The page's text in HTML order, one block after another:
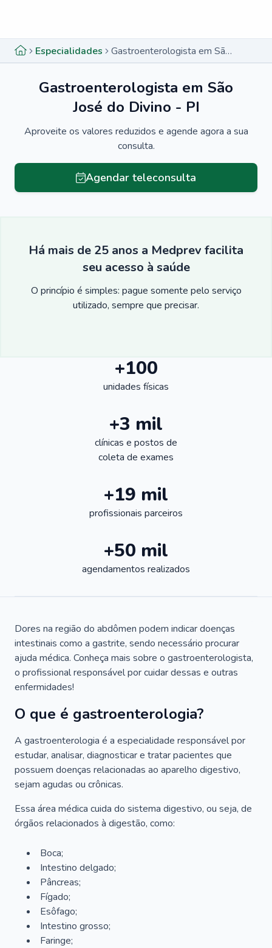
Especialidades Gastroenterologista em São José do Divino - PI
Gastroenterologista em São
José do Divino - PI
Aproveite os valores reduzidos e agende agora a sua
consulta.
Agendar teleconsulta
Há mais de 25 anos a Medprev facilita
seu acesso à saúde
O princípio é simples: pague somente pelo serviço
utilizado, sempre que precisar.
+100
unidades físicas
+3 mil
clínicas e postos de
coleta de exames
+19 mil
profissionais parceiros
+50 mil
agendamentos realizados
Dores na região do abdômen podem indicar doenças
intestinais como a gastrite, sendo necessário procurar
ajuda médica. Conheça mais sobre o gastroenterologista,
o profissional responsável por cuidar dessas e outras
enfermidades!
O que é gastroenterologia?
A gastroenterologia é a especialidade responsável por
estudar, analisar, diagnosticar e tratar pacientes que
possuem doenças relacionadas ao aparelho digestivo,
sejam agudas ou crônicas.
Essa área médica cuida do sistema digestivo, ou seja, de
órgãos relacionados à digestão, como:
Boca;
Intestino delgado;
Pâncreas;
Fígado;
Esôfago;
Intestino grosso;
Faringe;